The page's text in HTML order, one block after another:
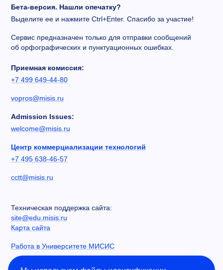
Бета-версия. Нашли опечатку?
Выделите ее и нажмите Ctrl+Enter. Спасибо за участие!
Сервис предназначен только для отправки сообщений
об орфографических и пунктуационных ошибках.
Приемная комиссия:
+7 499 649-44-80
vopros@misis.ru
Admission Issues:
welcome@misis.ru
Центр коммерциализации технологий
+7 495 638-46-57
cctt@misis.ru
Техническая поддержка сайта:
site@edu.misis.ru
Карта сайта
Работа в Университете МИСИС